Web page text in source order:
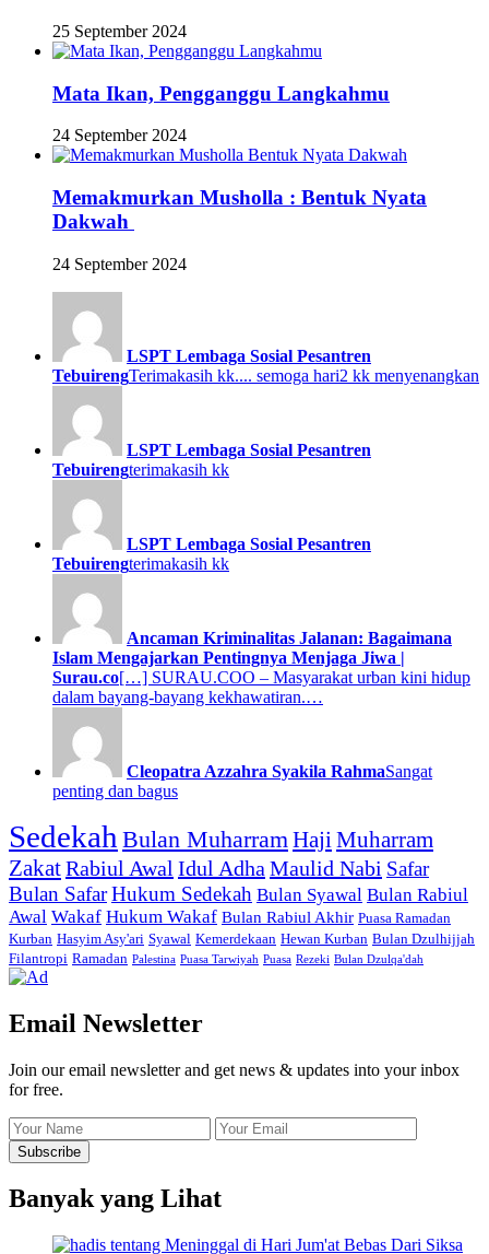
25 September 2024
Mata Ikan, Pengganggu Langkahmu
24 September 2024
Memakmurkan Musholla : Bentuk Nyata
Dakwah
24 September 2024
LSPT Lembaga Sosial Pesantren
TebuirengTerimakasih kk.... semoga hari2 kk menyenangkan
LSPT Lembaga Sosial Pesantren
Tebuirengterimakasih kk
LSPT Lembaga Sosial Pesantren
Tebuirengterimakasih kk
Ancaman Kriminalitas Jalanan: Bagaimana
Islam Mengajarkan Pentingnya Menjaga Jiwa |
Surau.co[…] SURAU.COO – Masyarakat urban kini hidup
dalam bayang-bayang kekhawatiran.…
Cleopatra Azzahra Syakila RahmaSangat
penting dan bagus
Sedekah Bulan Muharram Haji Muharram
ZakatRabiul Awal Idul Adha Maulid Nabi Safar
Bulan SafarHukum Sedekah Bulan Syawal Bulan Rabiul
Awal Wakaf Hukum Wakaf Bulan Rabiul Akhir Puasa Ramadan
Kurban Hasyim Asy'ari Syawal Kemerdekaan Hewan Kurban Bulan Dzulhijjah
Filantropi Ramadan Palestina Puasa Tarwiyah Puasa Rezeki Bulan Dzulqa'dah
Email Newsletter
Join our email newsletter and get news & updates into your inbox
for free.
Banyak yang Lihat